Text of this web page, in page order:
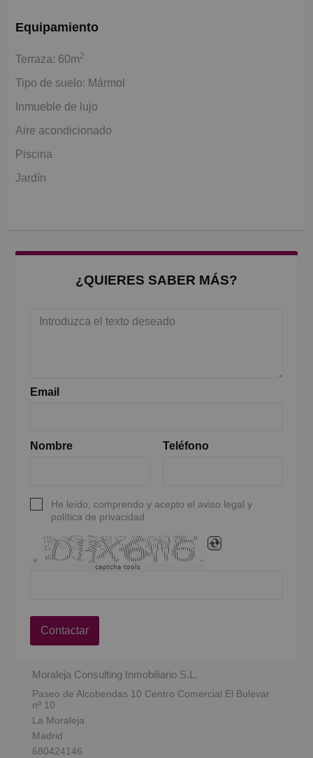
Equipamiento
Terraza: 60m2
Tipo de suelo: Mármol
Inmueble de lujo
Aire acondicionado
Piscina
Jardín
¿QUIERES SABER MÁS?
Email
Nombre Teléfono
He leído, comprendo y acepto el aviso legal y
política de privacidad
captcha tools
Contactar
Moraleja Consulting Inmobiliario S.L.
Paseo de Alcobendas 10 Centro Comercial El Bulevar
nº 10
La Moraleja
Madrid
680424146